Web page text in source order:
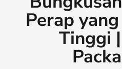
Perap
Tinggi